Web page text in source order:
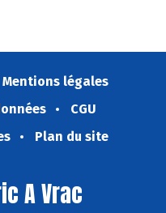
Mentions légales
CGU
Plan du site
A Vrac